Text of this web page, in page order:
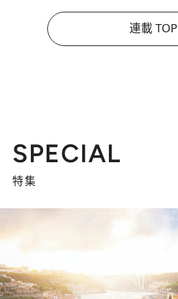
連載 TOP
SPECIAL
特集